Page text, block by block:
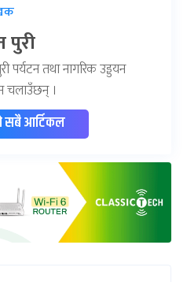
पुरी
पर्यटन तथा नागरिक उड्डयन
चलाउँछन् ।
आर्टिकल